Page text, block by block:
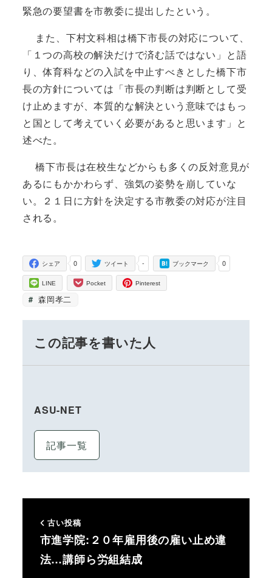
緊急の要望書を市教委に提出したという。
また、下村文科相は橋下市長の対応について、
「１つの高校の解決だけで済む話ではない」と語
り、体育科などの入試を中止すべきとした橋下市
長の方針については「市長の判断は判断として受
け止めますが、本質的な解決という意味ではもっ
と国として考えていく必要があると思います」と
述べた。
橋下市長は在校生などからも多くの反対意見が
あるにもかかわらず、強気の姿勢を崩していな
い。２１日に方針を決定する市教委の対応が注目
される。
0
シェア -
ツイート 0
ブックマーク
LINE Pocket Pinterest
森岡孝二
この記事を書いた人
ASU-NET
記事一覧
古い投稿
市進学院:２０年雇用後の雇い止め違
法…講師ら労組結成